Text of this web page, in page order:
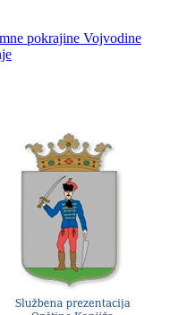
pokrajine Vojvodine